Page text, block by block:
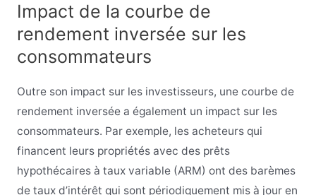
Impact de la courbe de
rendement inversée sur les
consommateurs
Outre son impact sur les investisseurs, une courbe de
rendement inversée a également un impact sur les
consommateurs. Par exemple, les acheteurs qui
financent leurs propriétés avec des prêts
hypothécaires à taux variable (ARM) ont des barèmes
de taux d’intérêt qui sont périodiquement mis à jour en